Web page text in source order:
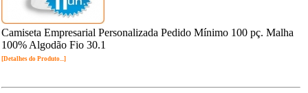
Camiseta Empresarial Personalizada Pedido Mínimo 100 pç. Malha
100% Algodão Fio 30.1
[Detalhes do Produto...]